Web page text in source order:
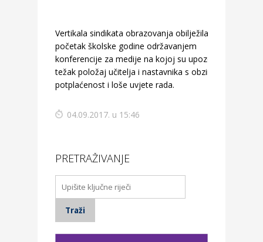
Vertikala sindikata obrazovanja obilježila je
početak školske godine održavanjem
konferencije za medije na kojoj su upozorili na
težak položaj učitelja i nastavnika s obzirom na
potplaćenost i loše uvjete rada.
04.09.2017. u 15:46
PRETRAŽIVANJE